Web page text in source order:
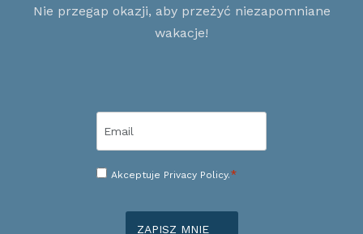
Nie przegap okazji, aby przeżyć niezapomniane
wakacje!
Consenso
Akceptuje Privacy Policy.*